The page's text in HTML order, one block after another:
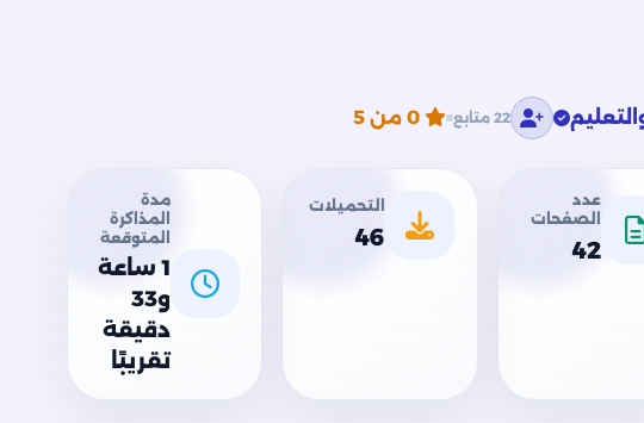
22 متابع 0من 5
عدد
الصفحات
42
التحميلات
46
مدة
المذاكرة
المتوقعة
1 ساعة
و33
دقيقة
تقريبًا